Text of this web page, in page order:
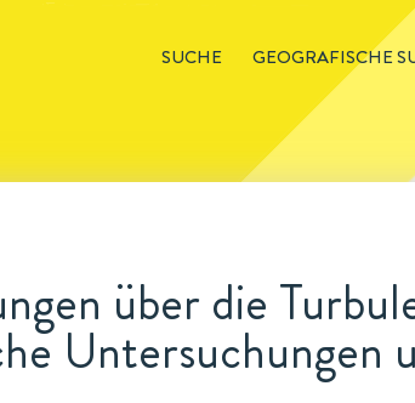
SUCHE GEOGRAFISCHE
über die
Untersuchungen